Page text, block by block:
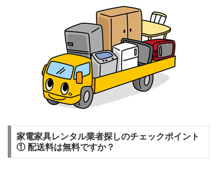
家電家具レンタル業者探しのチェックポイント
① 配送料は無料ですか？